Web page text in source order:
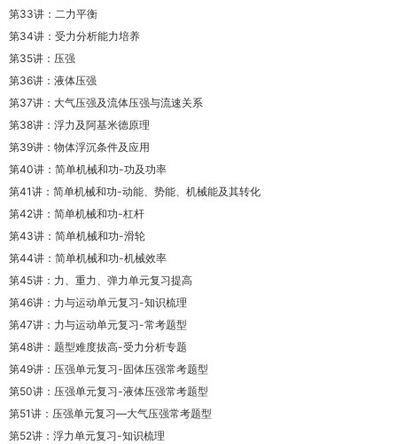
第33讲：二力平衡
第34讲：受力分析能力培养
第35讲：压强
第36讲：液体压强
第37讲：大气压强及流体压强与流速关系
第38讲：浮力及阿基米德原理
第39讲：物体浮沉条件及应用
第40讲：简单机械和功-功及功率
第41讲：简单机械和功-动能、势能、机械能及其转化
第42讲：简单机械和功-杠杆
第43讲：简单机械和功-滑轮
第44讲：简单机械和功-机械效率
第45讲：力、重力、弹力单元复习提高
第46讲：力与运动单元复习-知识梳理
第47讲：力与运动单元复习-常考题型
第48讲：题型难度拔高-受力分析专题
第49讲：压强单元复习-固体压强常考题型
第50讲：压强单元复习-液体压强常考题型
第51讲：压强单元复习—大气压强常考题型
第52讲：浮力单元复习-知识梳理